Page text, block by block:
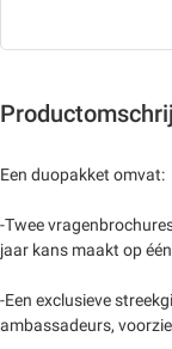
Een duopakket omvat:
-Twee
jaar kans maakt op
-Een exclusieve
ambassadeurs,